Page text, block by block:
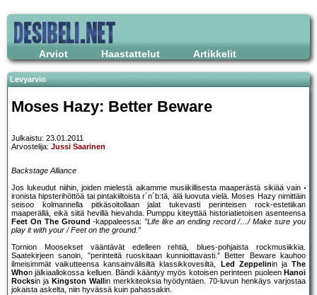
Arviot Haastattelut Artikkelit
Levyarvio
Moses Hazy: Better Beware
Julkaistu: 23.01.2011
Arvostelija: Jussi Saarinen
Backstage Alliance
Jos lukeudut niihin, joiden mielestä aikamme musiikillisesta maaperästä sikiää vain
ironista hipsterihöttöä tai pintakiiltoista r´n´b:tä, älä luovuta vielä. Moses Hazy nimittäin
seisoo kolmannella pitkäsoitollaan jalat tukevasti perinteisen rock-estetiikan
maaperällä, eikä siitä hevillä hievahda. Pumppu kiteyttää historiatietoisen asenteensa
Feet On The Ground -kappaleessa: ”Life like an ending record /…/ Make sure you
play it with your / Feet on the ground.”
Tornion Moosekset vääntävät edelleen rehtiä, blues-pohjaista rockmusiikkia.
Saatekirjeen sanoin, ”perinteitä ruoskitaan kunnioittavasti.” Better Beware kauhoo
ilmeisimmät vaikutteensa kansainvälisiltä klassikkovesiltä,
Led Zeppelinin jaThe
Whon jälkiaallokossa kelluen. Bändi kääntyy myös kotoisen perinteen puoleen Hanoi
Rocksin ja Kingston Wall in merkkiteoksia hyödyntäen. 70-luvun henkäys varjostaa
jokaista askelta, niin hyvässä kuin pahassakin.